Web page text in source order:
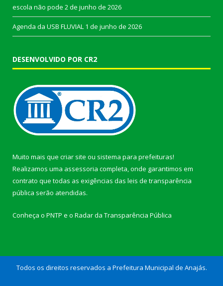
escola não pode 2 de junho de 2026
Agenda da USB FLUVIAL 1 de junho de 2026
DESENVOLVIDO POR CR2
Muito mais que criar site ou sistema para prefeituras!
Realizamos uma assessoria completa, onde garantimos em
contrato que todas as exigências das leis de transparência
pública serão atendidas.
Conheça o PNTP e o Radar da Transparência Pública
Todos os direitos reservados a Prefeitura Municipal de Anajás.